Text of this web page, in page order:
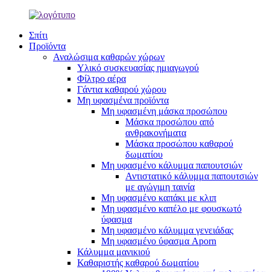
Σπίτι
Προϊόντα
Αναλώσιμα καθαρών χώρων
Υλικό συσκευασίας ημιαγωγού
Φίλτρο αέρα
Γάντια καθαρού χώρου
Μη υφασμένα προϊόντα
Μη υφασμένη μάσκα προσώπου
Μάσκα προσώπου από
ανθρακονήματα
Μάσκα προσώπου καθαρού
δωματίου
Μη υφασμένο κάλυμμα παπουτσιών
Αντιστατικό κάλυμμα παπουτσιών
με αγώγιμη ταινία
Μη υφασμένο καπάκι με κλιπ
Μη υφασμένο καπέλο με φουσκωτό
ύφασμα
Μη υφασμένο κάλυμμα γενειάδας
Μη υφασμένο ύφασμα Aporn
Κάλυμμα μανικιού
Καθαριστής καθαρού δωματίου